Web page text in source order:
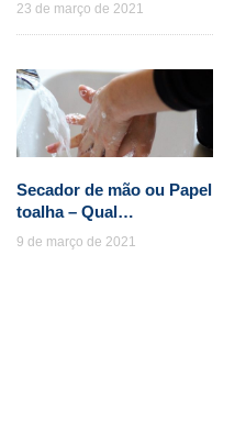
23 de março de 2021
Secador de mão ou Papel
toalha – Qual…
9 de março de 2021